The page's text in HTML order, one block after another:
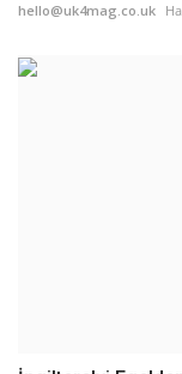
hello@uk4mag.co.uk